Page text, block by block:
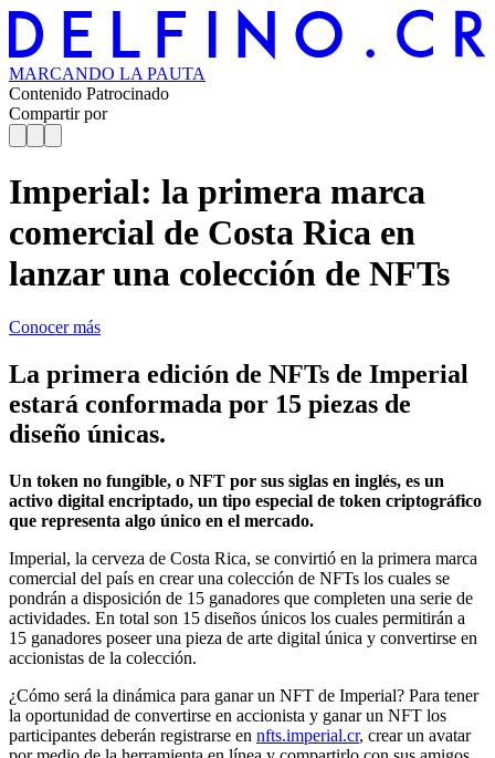
MARCANDO LA PAUTA
Contenido Patrocinado
Compartir por
Imperial: la primera marca
comercial de Costa Rica en
lanzar una colección de NFTs
Conocer más
La primera edición de NFTs de Imperial
estará conformada por 15 piezas de
diseño únicas.
Un token no fungible, o NFT por sus siglas en inglés, es un
activo digital encriptado, un tipo especial de token criptográfico
que representa algo único en el mercado.
Imperial, la cerveza de Costa Rica, se convirtió en la primera marca
comercial del país en crear una colección de NFTs los cuales se
pondrán a disposición de 15 ganadores que completen una serie de
actividades. En total son 15 diseños únicos los cuales permitirán a
15 ganadores poseer una pieza de arte digital única y convertirse en
accionistas de la colección.
¿Cómo será la dinámica para ganar un NFT de Imperial? Para tener
la oportunidad de convertirse en accionista y ganar un NFT los
participantes deberán registrarse en nfts.imperial.cr, crear un avatar